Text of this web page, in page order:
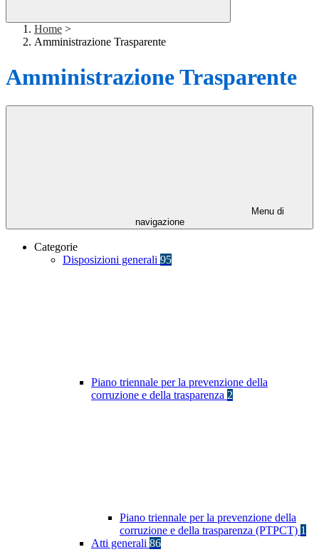
Home >
Amministrazione Trasparente
Amministrazione Trasparente
Menu di
navigazione
Categorie
Disposizioni generali 95
Piano triennale per la prevenzione della
corruzione e della trasparenza 2
Piano triennale per la prevenzione della
corruzione e della trasparenza (PTPCT) 1
Atti generali 86